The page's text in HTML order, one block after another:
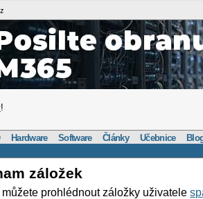
!
Hardware Software Články Učebnice
záložek
můžete prohlédnout záložky uživatele